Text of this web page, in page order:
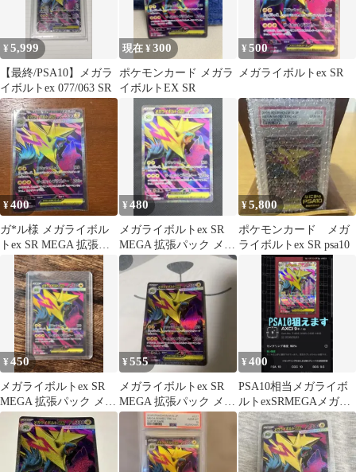
¥5,999
【最終/PSA10】メガラ
イボルトex 077/063 SR
現在 ¥300
ポケモンカード メガラ
イボルトEX SR
¥500
メガライボルトex SR
¥400
ガ*ル様 メガライボル
トex SR MEGA 拡張パ
ック メガシンフォニア
キラ
¥480
メガライボルトex SR
MEGA 拡張パック メガ
シンフォニア キラ
077…
¥5,800
ポケモンカード メガ
ライボルトex SR psa10
¥450
メガライボルトex SR
MEGA 拡張パック メガ
シンフォニア キラ
077…
¥555
メガライボルトex SR
MEGA 拡張パック メガ
シンフォニア
¥400
PSA10相当メガライボ
ルトexSRMEGAメガシ
ンフォニア077/063